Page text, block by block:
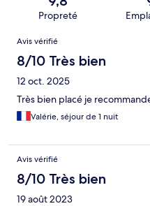
Propreté
Avis
Avis vérifié
8/10 Très bien
12 oct. 2025
Très bien placé je
Valérie, séjour de 1 nuit
Avis vérifié
8/10 Très bien
19 août 2023